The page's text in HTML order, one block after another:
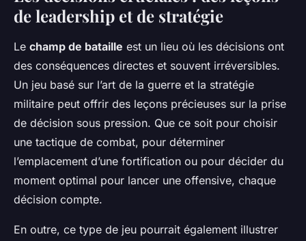
de leadership et de stratégie
Le champ de bataille est un lieu où les décisions ont
des conséquences directes et souvent irréversibles.
Un jeu basé sur l’art de la guerre et la stratégie
militaire peut offrir des leçons précieuses sur la prise
de décision sous pression. Que ce soit pour choisir
une tactique de combat, pour déterminer
l’emplacement d’une fortification ou pour décider du
moment optimal pour lancer une offensive, chaque
décision compte.
En outre, ce type de jeu pourrait également illustrer